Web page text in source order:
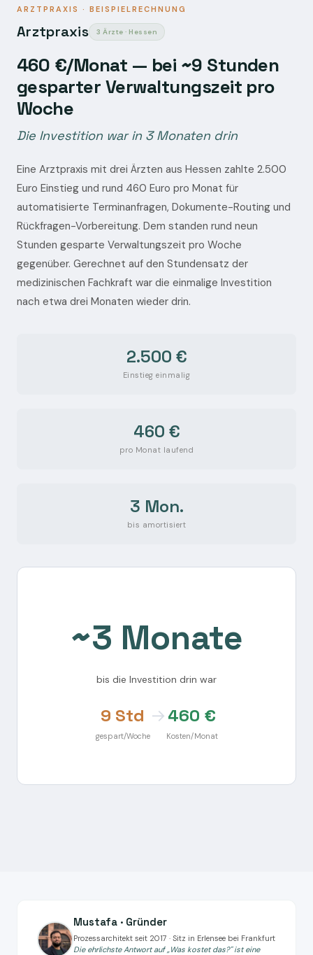
ARZTPRAXIS · BEISPIELRECHNUNG
Arztpraxis 3 Ärzte · Hessen
460 €/Monat — bei ~9 Stunden
gesparter Verwaltungszeit pro
Woche
Die Investition war in 3 Monaten drin
Eine Arztpraxis mit drei Ärzten aus Hessen zahlte 2.500
Euro Einstieg und rund 460 Euro pro Monat für
automatisierte Terminanfragen, Dokumente-Routing und
Rückfragen-Vorbereitung. Dem standen rund neun
Stunden gesparte Verwaltungszeit pro Woche
gegenüber. Gerechnet auf den Stundensatz der
medizinischen Fachkraft war die einmalige Investition
nach etwa drei Monaten wieder drin.
2.500 €
Einstieg einmalig
460 €
pro Monat laufend
3 Mon.
bis amortisiert
~3 Monate
bis die Investition drin war
9 Std
gespart/Woche
→460 €
Kosten/Monat
Mustafa · Gründer
Prozessarchitekt seit 2017 · Sitz in Erlensee bei Frankfurt
Die ehrlichste Antwort auf „Was kostet das?" ist eine